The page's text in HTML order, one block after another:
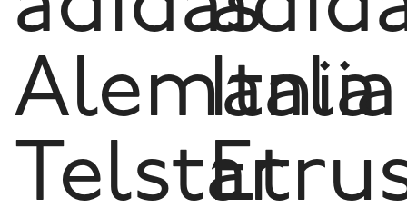
Alemania
Telstar
Italia